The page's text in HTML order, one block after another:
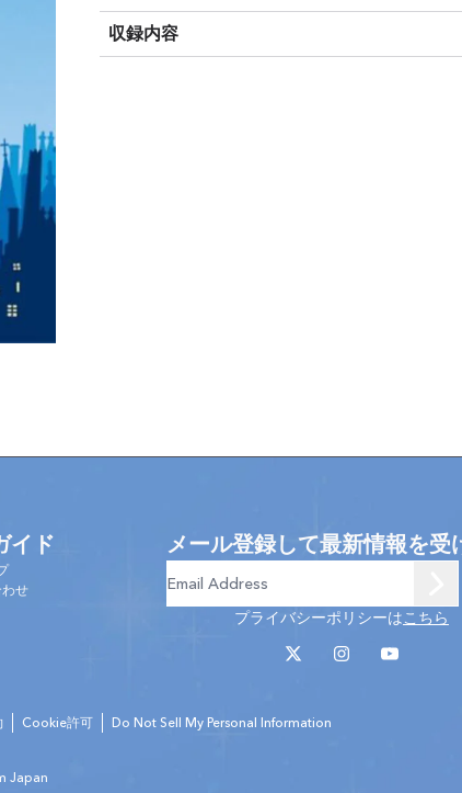
収録内容
イド
せ
メール登録して最新情報を受
プライバシーポリシーはこちら
Cookie許可 Do Not Sell My Personal Information
Japan